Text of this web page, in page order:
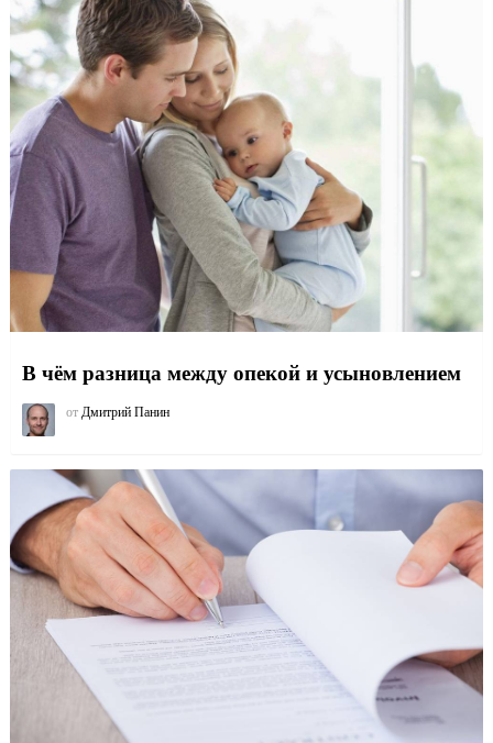
В чём разница между опекой и усыновлением
от Дмитрий Панин